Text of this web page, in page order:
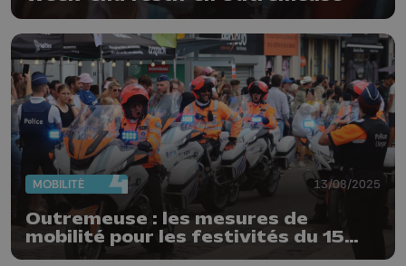
MOBILITÉ 13/08/2025
Outremeuse : les mesures de
mobilité pour les festivités du 15
août